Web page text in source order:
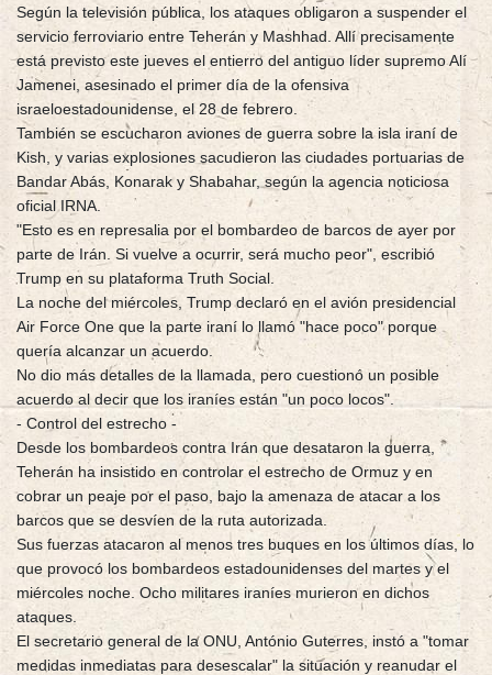
Según la televisión pública, los ataques obligaron a suspender el
servicio ferroviario entre Teherán y Mashhad. Allí precisamente
está previsto este jueves el entierro del antiguo líder supremo Alí
Jamenei, asesinado el primer día de la ofensiva
israeloestadounidense, el 28 de febrero.
También se escucharon aviones de guerra sobre la isla iraní de
Kish, y varias explosiones sacudieron las ciudades portuarias de
Bandar Abás, Konarak y Shabahar, según la agencia noticiosa
oficial IRNA.
"Esto es en represalia por el bombardeo de barcos de ayer por
parte de Irán. Si vuelve a ocurrir, será mucho peor", escribió
Trump en su plataforma Truth Social.
La noche del miércoles, Trump declaró en el avión presidencial
Air Force One que la parte iraní lo llamó "hace poco" porque
quería alcanzar un acuerdo.
No dio más detalles de la llamada, pero cuestionó un posible
acuerdo al decir que los iraníes están "un poco locos".
- Control del estrecho -
Desde los bombardeos contra Irán que desataron la guerra,
Teherán ha insistido en controlar el estrecho de Ormuz y en
cobrar un peaje por el paso, bajo la amenaza de atacar a los
barcos que se desvíen de la ruta autorizada.
Sus fuerzas atacaron al menos tres buques en los últimos días, lo
que provocó los bombardeos estadounidenses del martes y el
miércoles noche. Ocho militares iraníes murieron en dichos
ataques.
El secretario general de la ONU, António Guterres, instó a "tomar
medidas inmediatas para desescalar" la situación y reanudar el